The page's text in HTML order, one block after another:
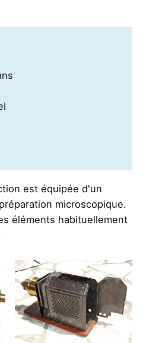
est équipée d'un
microscopique.
éléments habituellement